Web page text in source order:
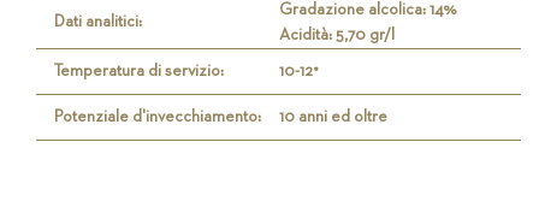
Dati analitici:
Gradazione alcolica: 14%
Acidità: 5,70 gr/l
Temperatura di servizio: 10-12°
Potenziale d'invecchiamento: 10 anni ed oltre